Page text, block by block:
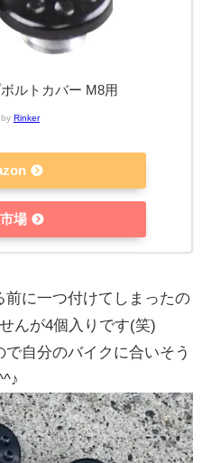
ルトカバー M8用
Rinker
場
前に一つ付けてしまったの
んが4個入りです(笑)
自分のバイクに合いそう